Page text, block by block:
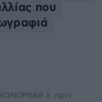
που
8 λ. πριν